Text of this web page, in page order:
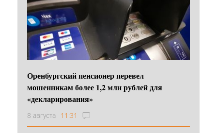
Оренбургский пенсионер перевел
мошенникам более 1,2 млн рублей для
«декларирования»
8 августа 11:31